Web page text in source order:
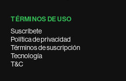
TÉRMINOS DE USO
Suscríbete
Política de privacidad
Términos de suscripción
Tecnología
T&C